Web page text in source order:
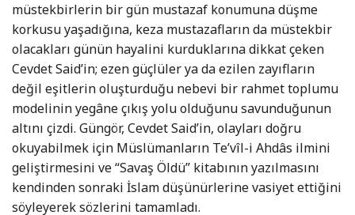
müstekbirlerin bir gün mustazaf konumuna düşme
korkusu yaşadığına, keza mustazafların da müstekbir
olacakları günün hayalini kurduklarına dikkat çeken
Cevdet Said’in; ezen güçlüler ya da ezilen zayıfların
değil eşitlerin oluşturduğu nebevi bir rahmet toplumu
modelinin yegâne çıkış yolu olduğunu savunduğunun
altını çizdi. Güngör, Cevdet Said’in, olayları doğru
okuyabilmek için Müslümanların Te’vîl-i Ahdâs ilmini
geliştirmesini ve “Savaş Öldü” kitabının yazılmasını
kendinden sonraki İslam düşünürlerine vasiyet ettiğini
söyleyerek sözlerini tamamladı.